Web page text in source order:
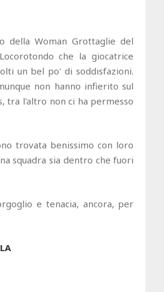
della Woman Grottaglie del
che la giocatrice
un bel po' di soddisfazioni.
non hanno infierito sul
tra l'altro non ci ha permesso
trovata benissimo con loro
squadra sia dentro che fuori
e tenacia, ancora, per